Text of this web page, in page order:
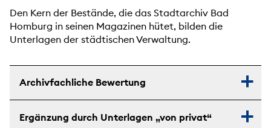
Den Kern der Bestände, die das Stadtarchiv Bad
Homburg in seinen Magazinen hütet, bilden die
Unterlagen der städtischen Verwaltung.
Archivfachliche Bewertung
Ergänzung durch Unterlagen „von privat“